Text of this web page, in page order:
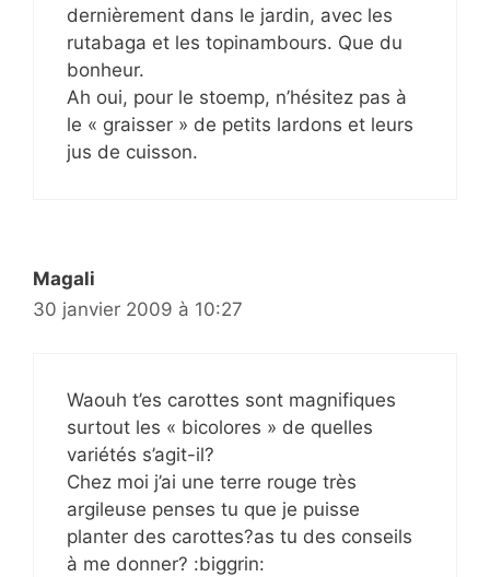
dernièrement dans le jardin, avec les
rutabaga et les topinambours. Que du
bonheur.
Ah oui, pour le stoemp, n’hésitez pas à
le « graisser » de petits lardons et leurs
jus de cuisson.
Magali
30 janvier 2009 à 10:27
Waouh t’es carottes sont magnifiques
surtout les « bicolores » de quelles
variétés s’agit-il?
Chez moi j’ai une terre rouge très
argileuse penses tu que je puisse
planter des carottes?as tu des conseils
à me donner? :biggrin: